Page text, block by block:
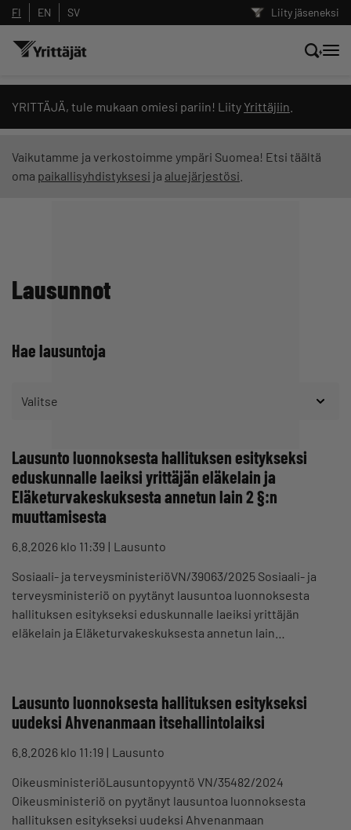
Liity jäseneksi
FI EN SV
YRITTÄJÄ, tule mukaan omiesi pariin! Liity Yrittäjiin
Vaikutamme ja verkostoimme ympäri Suomea! Etsi täältä
oma paikallisyhdistyksesi ja aluejärjestösi
Lausunnot
Hae lausuntoja
Valitse
Lausunto luonnoksesta hallituksen esitykseksi
eduskunnalle laeiksi yrittäjän eläkelain ja
Eläketurvakeskuksesta annetun lain 2 §:n
muuttamisesta
6.8.2026 klo 11:39
Lausunto
Sosiaali- ja terveysministeriöVN/39063/2025 Sosiaali- ja
terveysministeriö on pyytänyt lausuntoa luonnoksesta
hallituksen esitykseksi eduskunnalle laeiksi yrittäjän
eläkelain ja Eläketurvakeskuksesta annetun lain…
Lausunto luonnoksesta hallituksen esitykseksi
uudeksi Ahvenanmaan itsehallintolaiksi
6.8.2026 klo 11:19
Lausunto
OikeusministeriöLausuntopyyntö VN/35482/2024
Oikeusministeriö on pyytänyt lausuntoa luonnoksesta
hallituksen esitykseksi uudeksi Ahvenanmaan
Hae sivustolta tai kysy suoraan
Yrittäjien tekoälyltä